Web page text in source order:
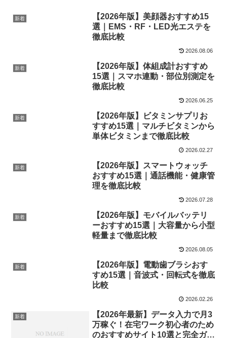
新着
【2026年版】美顔器おすすめ15
選｜EMS・RF・LED光エステを
徹底比較
2026.08.06
新着
【2026年版】体組成計おすすめ
15選｜スマホ連動・部位別測定を
徹底比較
2026.06.25
新着
【2026年版】ビタミンサプリお
すすめ15選｜マルチビタミンから
単体ビタミンまで徹底比較
2026.02.27
新着
【2026年版】スマートウォッチ
おすすめ15選｜通話機能・健康管
理を徹底比較
2026.07.28
新着
【2026年版】モバイルバッテリ
ーおすすめ15選｜大容量から小型
軽量まで徹底比較
2026.08.05
新着
【2026年版】電動歯ブラシおす
すめ15選｜音波式・回転式を徹底
比較
2026.02.26
新着
【2026年最新】データ入力で月3
万稼ぐ！在宅ワーク初心者のため
のおすすめサイト10選と完全ガイ